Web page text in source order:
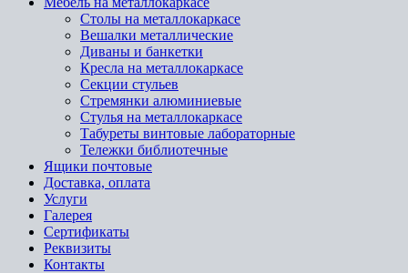
Cтолы на металлокаркасе
Вешалки металлические
Диваны и банкетки
Кресла на металлокаркасе
Секции стульев
Стремянки алюминиевые
Стулья на металлокаркасе
Табуреты винтовые лабораторные
Тележки библиотечные
Ящики почтовые
Доставка, оплата
Услуги
Галерея
Сертификаты
Реквизиты
Контакты